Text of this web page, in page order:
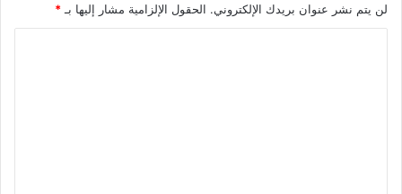
لن يتم نشر عنوان بريدك الإلكتروني. الحقول الإلزامية مشار إليها بـ *